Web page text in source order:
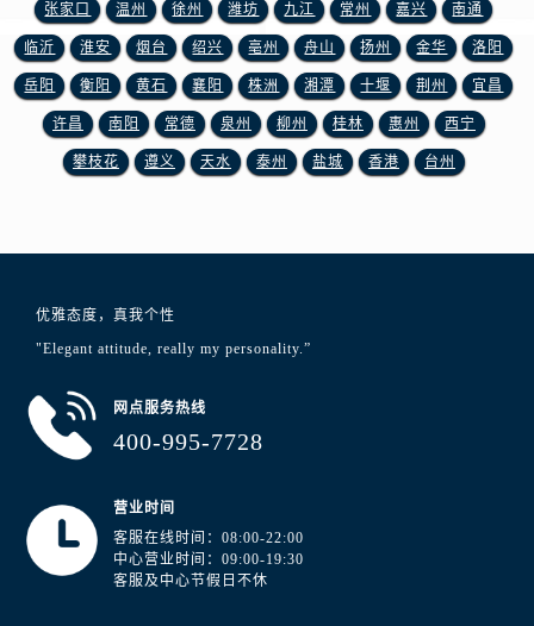
江苏省淮安市清江浦区淮海北路浪琴售后服务中心（需提前预约）
江苏省连云港市海州区通灌北路浪琴售后服务中心（需提前预约）
江苏省南京市秦淮区中山南路1号南京中心22层22-C1-C3室浪琴售后服务中心（需提前预约）
江苏省宿迁市宿城区西湖路浪琴售后服务中心（需提前预约）
张家口 温州 徐州 潍坊 九江 常州 嘉兴 南通
临沂 淮安 烟台 绍兴 亳州 舟山 扬州 金华 洛阳
岳阳 衡阳 黄石 襄阳 株洲 湘潭 十堰 荆州 宜昌
许昌 南阳 常德 泉州 柳州 桂林 惠州 西宁
攀枝花 遵义 天水 泰州 盐城 香港 台州
优雅态度，真我个性
"Elegant attitude, really my personality.”
网点服务热线
400-995-7728
营业时间
客服在线时间：08:00-22:00
中心营业时间：09:00-19:30
客服及中心节假日不休